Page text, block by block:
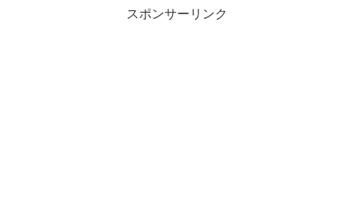
スポンサーリンク